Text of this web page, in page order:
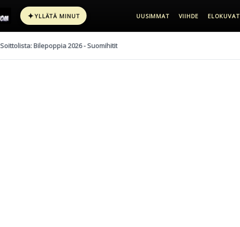
✦YLLÄTÄ MINUT UUSIMMAT VIIHDE ELOKUVAT
Soittolista: Bilepoppia 2026 - Suomihitit